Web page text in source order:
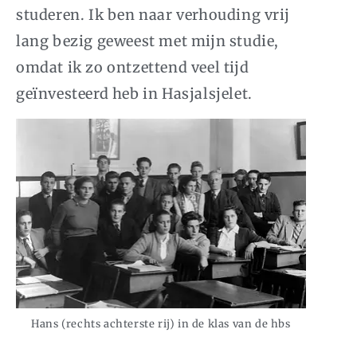
studeren. Ik ben naar verhouding vrij
lang bezig geweest met mijn studie,
omdat ik zo ontzettend veel tijd
geïnvesteerd heb in Hasjalsjelet.
Hans (rechts achterste rij) in de klas van de hbs